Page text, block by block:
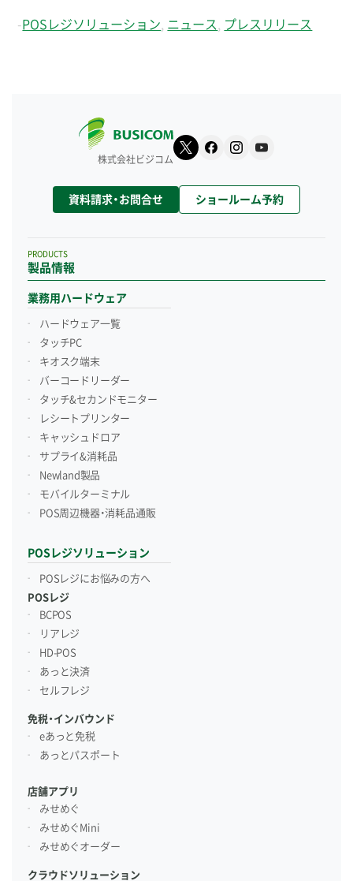
- POSレジソリューション ニュース プレスリリース
株式会社ビジコム
資料請求・お問合せ ショールーム予約
製品情報
PRODUCTS
業務用ハードウェア
ハードウェア一覧
タッチPC
キオスク端末
バーコードリーダー
タッチ&セカンドモニター
レシートプリンター
キャッシュドロア
サプライ&消耗品
Newland製品
モバイルターミナル
POS周辺機器・消耗品通販
POSレジソリューション
POSレジにお悩みの方へ
POSレジ
BCPOS
リアレジ
HD-POS
あっと決済
セルフレジ
免税・インバウンド
eあっと免税
あっとパスポート
店舗アプリ
みせめぐ
みせめぐMini
みせめぐオーダー
クラウドソリューション